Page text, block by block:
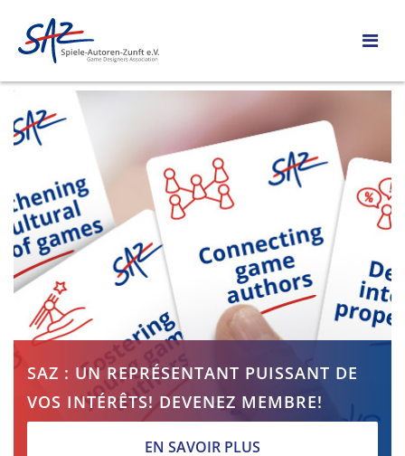
SAZ : UN REPRÉSENTANT PUISSANT DE
VOS INTÉRÊTS! DEVENEZ MEMBRE!
EN SAVOIR PLUS